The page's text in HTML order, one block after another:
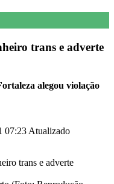
trans e adverte
alegou violação
07:23 Atualizado